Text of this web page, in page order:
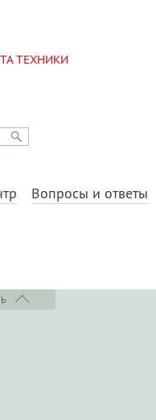
ТЕХНИКИ
Вопросы и ответы